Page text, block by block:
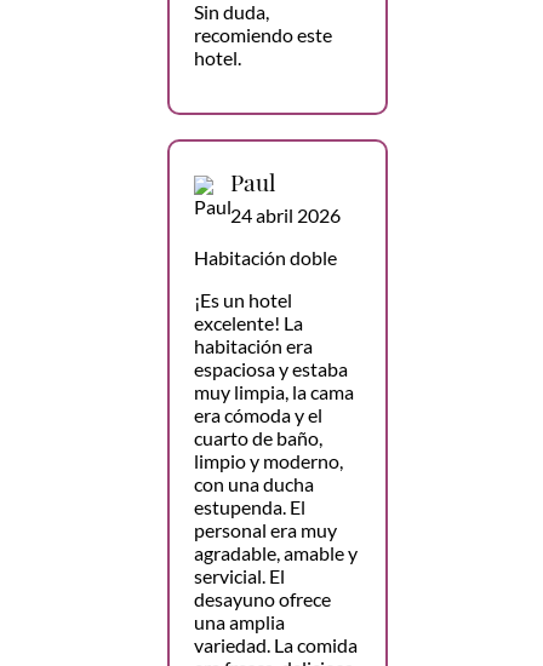
Sin duda,
recomiendo este
hotel.
Paul
24 abril 2026
Habitación doble
¡Es un hotel
excelente! La
habitación era
espaciosa y estaba
muy limpia, la cama
era cómoda y el
cuarto de baño,
limpio y moderno,
con una ducha
estupenda. El
personal era muy
agradable, amable y
servicial. El
desayuno ofrece
una amplia
variedad. La comida